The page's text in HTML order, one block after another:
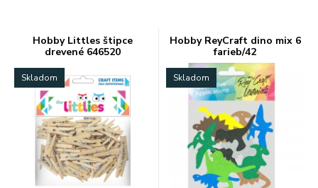
Hobby Littles štipce
drevené 646520
Skladom
Hobby ReyCraft dino mix 6
farieb/42
Skladom